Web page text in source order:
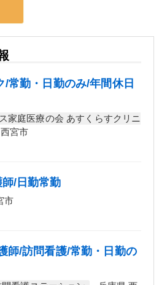
/常勤・日勤のみ/年間休日
家庭医療の会 あすくらすクリニ
宮市
/日勤常勤
市
師/訪問看護/常勤・日勤の